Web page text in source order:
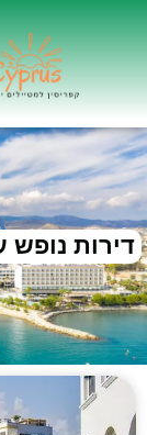
דירות